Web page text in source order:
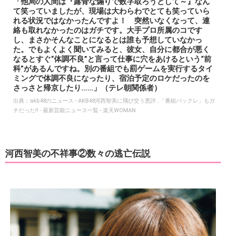
て笑っていましたが、現場は大わらわでとても笑っていら
れる状況ではなかったんですよ！ 突然いなくなって、連
絡も取れなかったのはガチです。大手プロ所属のコです
し、まさかそんなことになるとは誰も予想していなかっ
た。でもよくよく聞いてみると、彼女、自分に都合が悪く
なるとすぐ“体調不良”と言って仕事に穴をあけるという“前
科”があるんですね。別の番組でも罰ゲームを実行するタイ
ミングで体調不良になったり、宿泊予定のロケだったのを
さっさと帰京したり……」（テレ朝関係者）
出典： akb48のニュース - AKB48河西智美に飛び交う悪評…「番組バックレ」もガ
チだった!! - 最新芸能ニュース一覧 - 楽天WOMAN
河西智美の不祥事②数々の逃亡伝説